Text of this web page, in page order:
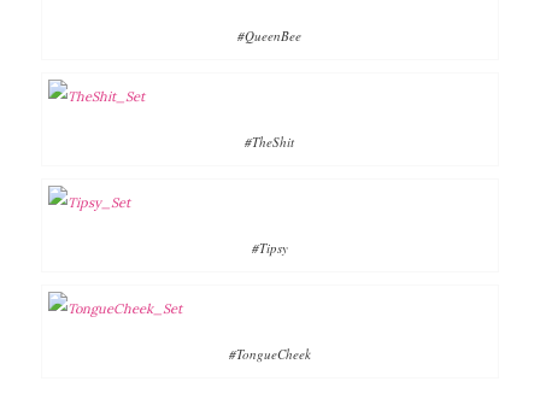
#QueenBee
#TheShit
#Tipsy
#TongueCheek